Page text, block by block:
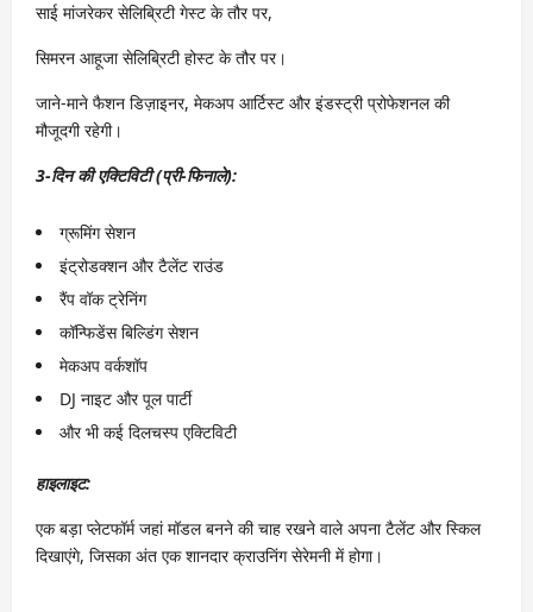
साई मांजरेकर सेलिब्रिटी गेस्ट के तौर पर,
सिमरन आहूजा सेलिब्रिटी होस्ट के तौर पर।
जाने-माने फैशन डिज़ाइनर, मेकअप आर्टिस्ट और इंडस्ट्री प्रोफेशनल की
मौजूदगी रहेगी।
3-दिन की एक्टिविटी (प्री-फिनाले):
ग्रूमिंग सेशन
इंट्रोडक्शन और टैलेंट राउंड
रैंप वॉक ट्रेनिंग
कॉन्फिडेंस बिल्डिंग सेशन
मेकअप वर्कशॉप
DJ नाइट और पूल पार्टी
और भी कई दिलचस्प एक्टिविटी
हाइलाइट:
एक बड़ा प्लेटफॉर्म जहां मॉडल बनने की चाह रखने वाले अपना टैलेंट और स्किल
दिखाएंगे, जिसका अंत एक शानदार क्राउनिंग सेरेमनी में होगा।